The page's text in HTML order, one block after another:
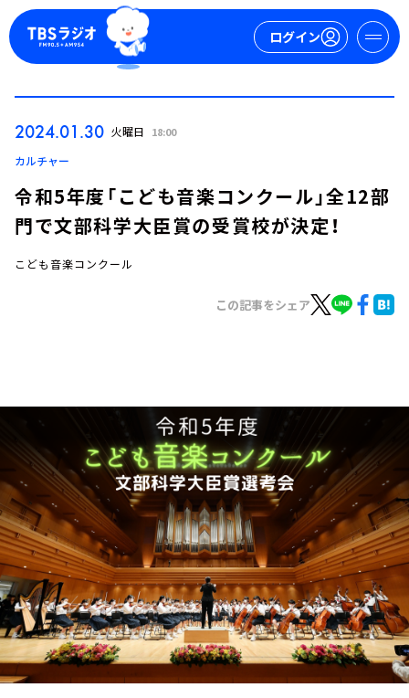
ログイン
お知らせ
イベント・グッズ
YouTube
会社情報
2024.01.30 火曜日 18:00
カルチャー
令和5年度「こども音楽コンクール」全12部
門で文部科学大臣賞の受賞校が決定！
こども音楽コンクール
この記事をシェア